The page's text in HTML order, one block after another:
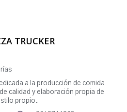
TRUCKER
a la producción de comida
calidad y elaboración propia de
propio.